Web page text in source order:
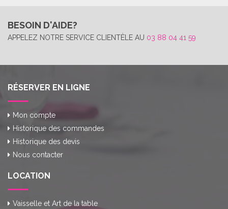
BESOIN D'AIDE?
APPELEZ NOTRE SERVICE CLIENTÈLE AU 03 88 04 41 59
RÉSERVER EN LIGNE
Mon compte
Historique des commandes
Historique des devis
Nous contacter
LOCATION
Vaisselle et Art de la table